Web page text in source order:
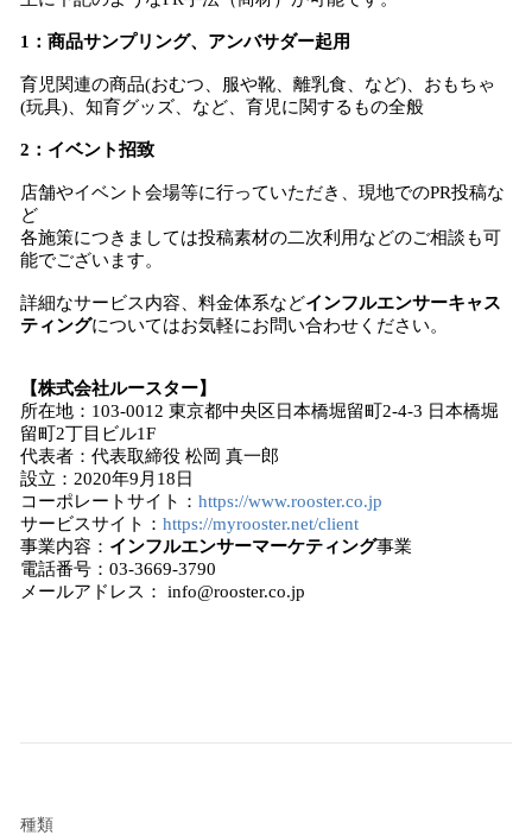
1：商品サンプリング、アンバサダー起用
育児関連の商品(おむつ、服や靴、離乳食、など)、おもちゃ
(玩具)、知育グッズ、など、育児に関するもの全般
2：イベント招致
店舗やイベント会場等に行っていただき、現地でのPR投稿な
ど
各施策につきましては投稿素材の二次利用などのご相談も可
能でございます。
詳細なサービス内容、料金体系などインフルエンサーキャス
ティングについてはお気軽にお問い合わせください。
【株式会社ルースター】
所在地：103-0012 東京都中央区日本橋堀留町2-4-3 日本橋堀
留町2丁目ビル1F
代表者：代表取締役 松岡 真一郎
設立：2020年9月18日
コーポレートサイト： https://www.rooster.co.jp
サービスサイト： https://myrooster.net/client
事業内容： インフルエンサーマーケティング事業
電話番号：03-3669-3790
メールアドレス： info@rooster.co.jp
種類